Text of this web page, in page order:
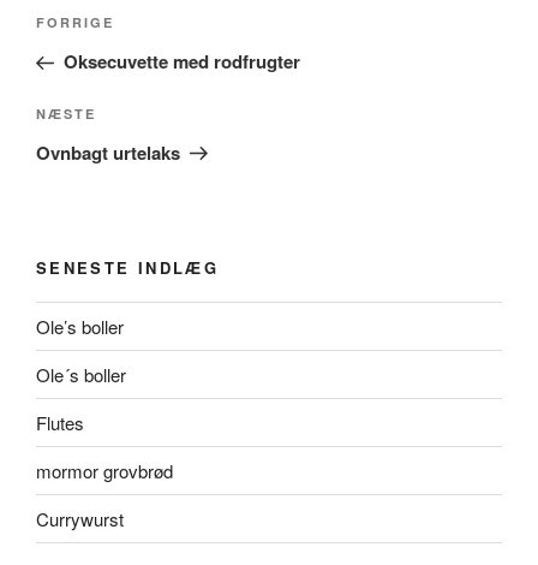
Indlægsnavigation
Forrige
indlæg
FORRIGE
Oksecuvette med rodfrugter
Næste
indlæg
NÆSTE
Ovnbagt urtelaks
SENESTE INDLÆG
Ole’s boller
Ole´s boller
Flutes
mormor grovbrød
Currywurst